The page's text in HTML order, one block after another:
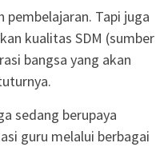
pembelajaran. Tapi juga
kualitas SDM (sumber
bangsa yang akan
sedang berupaya
guru melalui berbagai